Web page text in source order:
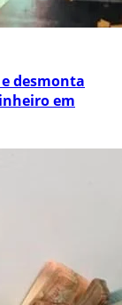
desmonta
em